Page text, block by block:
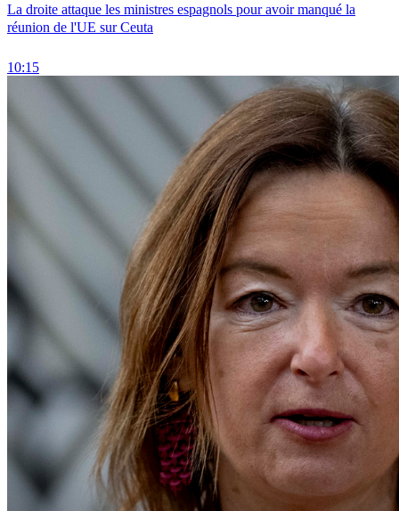
La droite attaque les ministres espagnols pour avoir manqué la
réunion de l'UE sur Ceuta
10:15